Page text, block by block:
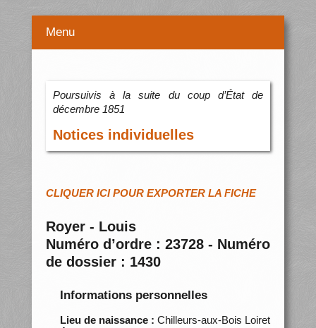
Menu
Poursuivis à la suite du coup d’État de
décembre 1851
Notices individuelles
CLIQUER ICI POUR EXPORTER LA FICHE
Royer - Louis
Numéro d’ordre : 23728 - Numéro
de dossier : 1430
Informations personnelles
Lieu de naissance : Chilleurs-aux-Bois Loiret